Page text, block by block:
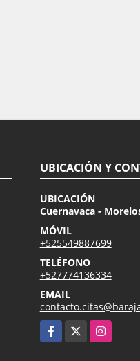
UBICACIÓN Y
UBICACIÓN
Cuernavaca -
MÓVIL
+525549887699
TELÉFONO
+527774136334
EMAIL
Facebook
Instagram